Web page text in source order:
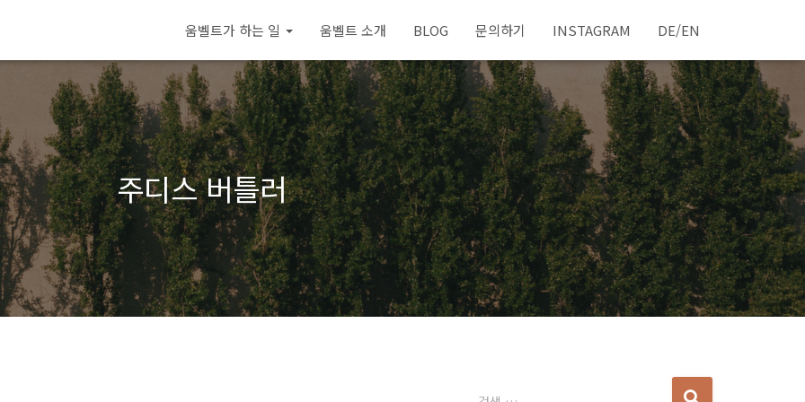
움벨트가 하는 일 움벨트 소개 BLOG 문의하기 INSTAGRAM DE/EN
주디스 버틀러
다